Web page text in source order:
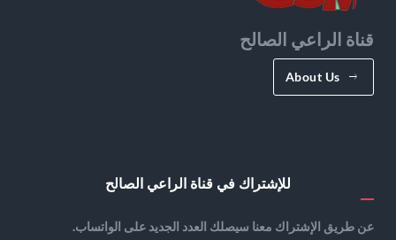
قناة الراعي الصالح
About Us
للإشتراك في قناة الراعي الصالح
عن طريق الإشتراك معنا سيصلك العدد الجديد على الواتساب.